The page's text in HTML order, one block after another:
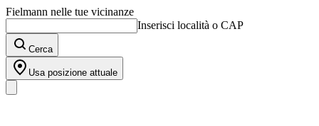
Fielmann nelle tue vicinanze
Inserisci località o CAP
Cerca
Usa posizione attuale